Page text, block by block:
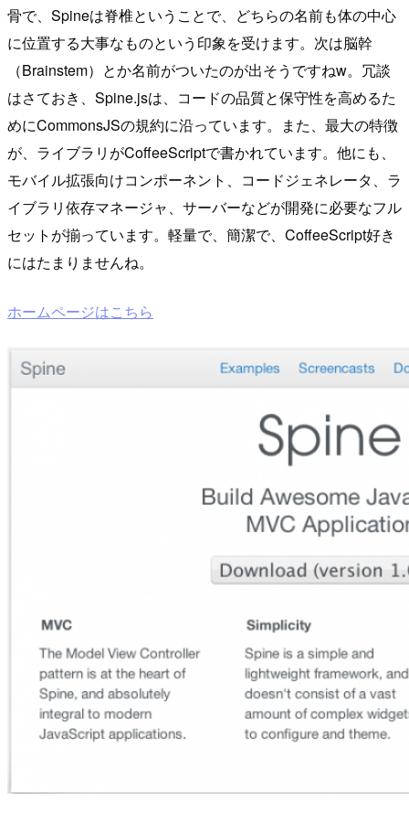
骨で、Spineは脊椎ということで、どちらの名前も体の中心
に位置する大事なものという印象を受けます。次は脳幹
（Brainstem）とか名前がついたのが出そうですねw。冗談
はさておき、Spine.jsは、コードの品質と保守性を高めるた
めにCommonsJSの規約に沿っています。また、最大の特徴
が、ライブラリがCoffeeScriptで書かれています。他にも、
モバイル拡張向けコンポーネント、コードジェネレータ、ラ
イブラリ依存マネージャ、サーバーなどが開発に必要なフル
セットが揃っています。軽量で、簡潔で、CoffeeScript好き
にはたまりませんね。
ホームページはこちら